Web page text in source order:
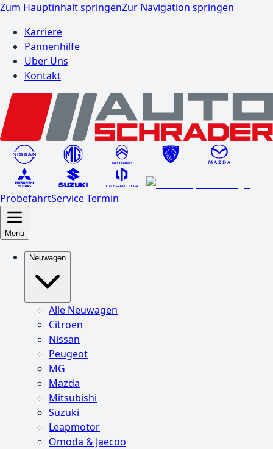
Zum Hauptinhalt springenZur Navigation springen
Karriere
Pannenhilfe
Über Uns
Kontakt
ProbefahrtService Termin
Menü
Neuwagen
Alle Neuwagen
Citroen
Nissan
Peugeot
MG
Mazda
Mitsubishi
Suzuki
Leapmotor
Omoda & Jaecoo